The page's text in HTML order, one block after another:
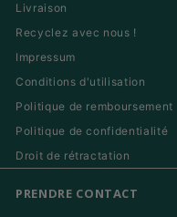
Livraison
Recyclez avec nous !
Impressum
Conditions d'utilisation
Politique de remboursement
Politique de confidentialité
Droit de rétractation
PRENDRE CONTACT